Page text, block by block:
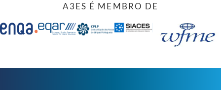
A3ES É MEMBRO DE